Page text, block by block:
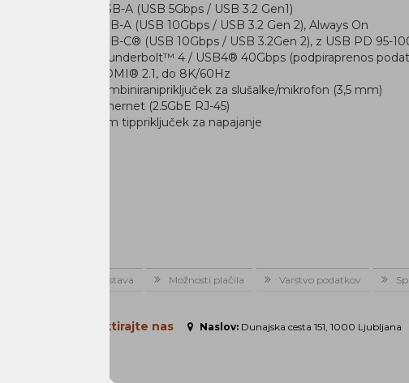
2x USB-A (USB 5Gbps / USB 3.2 Gen1)
1x USB-A (USB 10Gbps / USB 3.2 Gen 2), Always On
1x USB-C® (USB 10Gbps / USB 3.2Gen 2), z USB PD 95-
1x Thunderbolt™ 4 / USB4® 40Gbps (podpiraprenos
1x HDMI® 2.1, do 8K/60Hz
1x kombiniranipriključek za slušalke/mikrofon (3,5 mm)
1x Ethernet (2.5GbE RJ-45)
1x Slim tippriključek za napajanje
Dostava Možnosti plačila Varstvo podatkov
Kontaktirajte nas Naslov:Dunajska cesta 151, 1000 Ljubljana